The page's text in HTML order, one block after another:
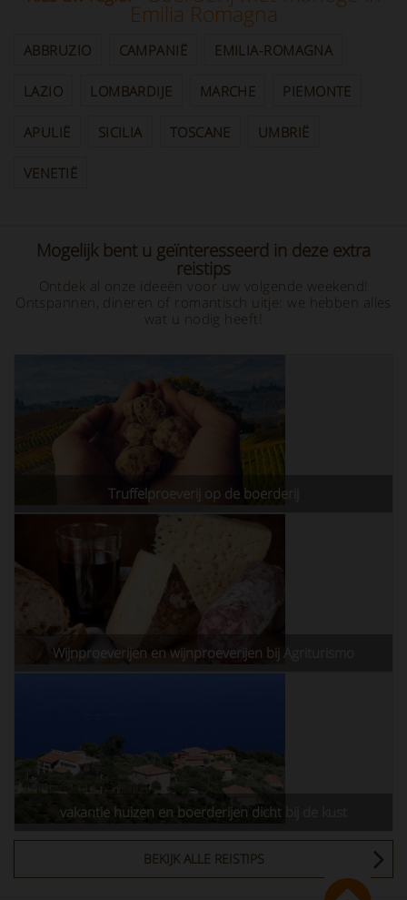
Emilia Romagna
ABBRUZIO CAMPANIË EMILIA-ROMAGNA
LAZIO LOMBARDIJE MARCHE PIEMONTE
APULIË SICILIA TOSCANE UMBRIË
VENETIË
Mogelijk bent u geïnteresseerd in deze extra
reistips
Ontdek al onze ideeën voor uw volgende weekend!
Ontspannen, dineren of romantisch uitje: we hebben alles
wat u nodig heeft!
Truffelproeverij op de boerderij
Wijnproeverijen en wijnproeverijen bij Agriturismo
vakantie huizen en boerderijen dicht bij de kust
BEKIJK ALLE REISTIPS